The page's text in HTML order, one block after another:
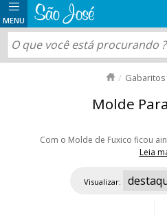
Gabaritos
Molde
Com o Molde de Fuxico ficou
Leia
o fuxico fique bem modelado e com os
e rápida. Encontre diversos
Visualizar: